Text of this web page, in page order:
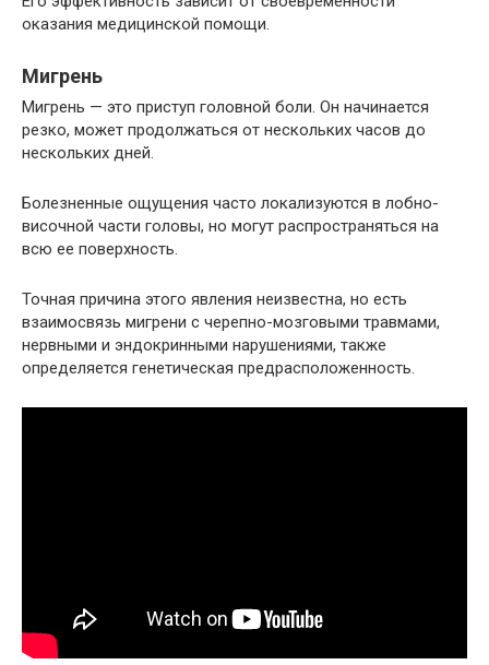
оказания медицинской помощи.
Мигрень
Мигрень — это приступ головной боли. Он начинается
резко, может продолжаться от нескольких часов до
нескольких дней.
Болезненные ощущения часто локализуются в лобно-
височной части головы, но могут распространяться на
всю ее поверхность.
Точная причина этого явления неизвестна, но есть
взаимосвязь мигрени с черепно-мозговыми травмами,
нервными и эндокринными нарушениями, также
определяется генетическая предрасположенность.